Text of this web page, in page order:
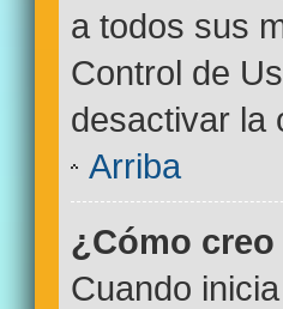
a todos sus
Control de
desactivar la
Arriba
¿Cómo
Cuando